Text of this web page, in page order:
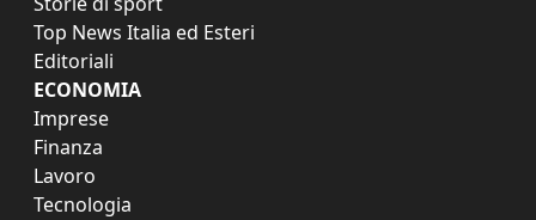
Top News Italia ed Esteri
Editoriali
ECONOMIA
Imprese
Finanza
Lavoro
Tecnologia